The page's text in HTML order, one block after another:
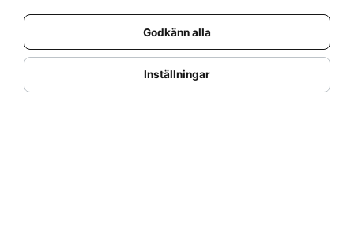
Godkänn alla
Inställningar